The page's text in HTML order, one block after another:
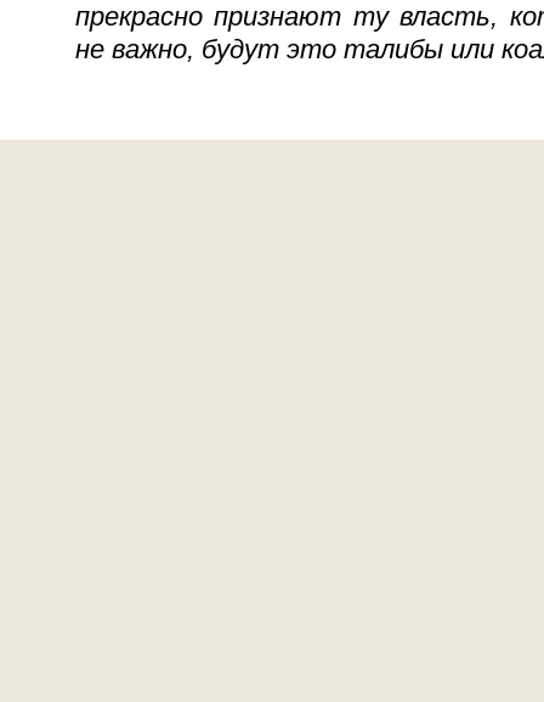
прекрасно признают ту власть,
не важно, будут это талибы или